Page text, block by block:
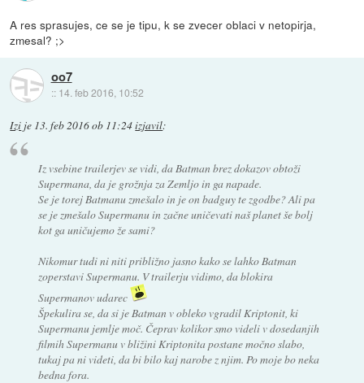
A res sprasujes, ce se je tipu, k se zvecer oblaci v netopirja,
zmesal? ;>
oo7
:: 14. feb 2016, 10:52
Izi je 13. feb 2016 ob 11:24izjavil:
Iz vsebine trailerjev se vidi, da Batman brez dokazov obtoži
Supermana, da je grožnja za Zemljo in ga napade.
Se je torej Batmanu zmešalo in je on badguy te zgodbe? Ali pa
se je zmešalo Supermanu in začne uničevati naš planet še bolj
kot ga uničujemo že sami?
Nikomur tudi ni niti približno jasno kako se lahko Batman
zoperstavi Supermanu. V trailerju vidimo, da blokira
Supermanov udarec
Špekulira se, da si je Batman v obleko vgradil Kriptonit, ki
Supermanu jemlje moč. Čeprav kolikor smo videli v dosedanjih
filmih Supermanu v bližini Kriptonita postane močno slabo,
tukaj pa ni videti, da bi bilo kaj narobe z njim. Po moje bo neka
bedna fora.